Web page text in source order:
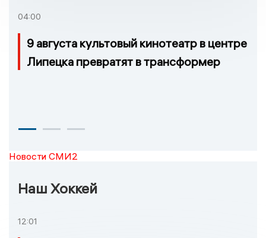
04:00
9 августа культовый кинотеатр в центре
Липецка превратят в трансформер
Новости СМИ2
Наш Хоккей
12:01